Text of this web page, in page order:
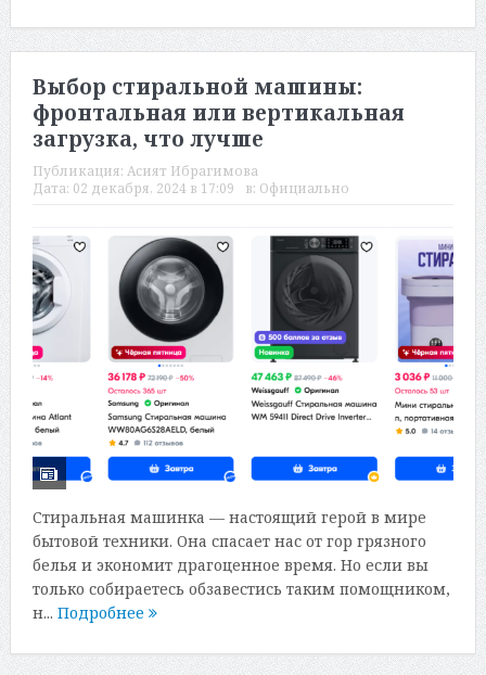
Выбор стиральной машины:
фронтальная или вертикальная
загрузка, что лучше
Публикация: Асият Ибрагимова
Дата: 02 декабря, 2024 в 17:09 в: Официально
Стиральная машинка — настоящий герой в мире
бытовой техники. Она спасает нас от гор грязного
белья и экономит драгоценное время. Но если вы
только собираетесь обзавестись таким помощником,
н... Подробнее